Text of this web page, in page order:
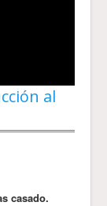
al
casado.